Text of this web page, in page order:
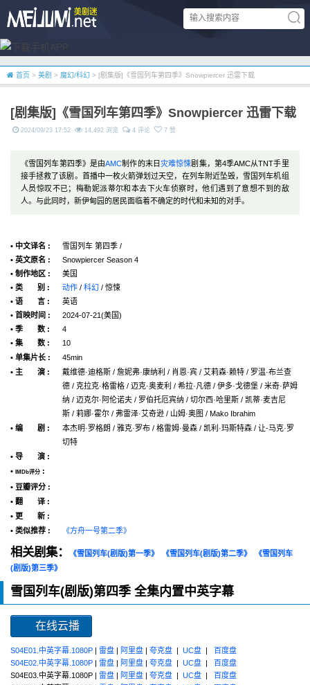
首页 > 美剧 > 魔幻/科幻 > [剧集版]《雪国列车第四季》Snowpiercer 迅雷下载
[剧集版]《雪国列车第四季》Snowpiercer 迅雷下载
2024/09/23 17:52 14,492 浏览 4 评论 7 赞
《雪国列车第四季》是由AMC制作的末日灾难惊悚剧集，第4季AMC从TNT手里
接手拯救了该剧。首播中一枚火箭弹划过天空，在列车附近坠毁，雪国列车机组
人员惊叹不已；梅勒妮派蒂尔和本去下火车侦察时，他们遇到了意想不到的敌
人。与此同时，新伊甸园的居民面临着不确定的时代和未知的对手。
• 中文译名 :
雪国列车 第四季 /
• 英文原名 :
Snowpiercer Season 4
• 制作地区 :
美国
• 类 别 :
动作 / 科幻 / 惊悚
• 语 言 :
英语
• 首映时间 :
2024-07-21(美国)
• 季 数 :
4
• 集 数 :
10
• 单集片长 :
45min
• 主 演 :
戴维德·迪格斯 / 詹妮弗·康纳利 / 肖恩·宾 / 艾莉森·赖特 / 罗温·布兰查
德 / 克拉克·格雷格 / 迈克·奥麦利 / 希拉·凡德 / 伊多·戈德堡 / 米奇·萨姆
纳 / 迈克尔·阿伦诺夫 / 罗伯托厄宾纳 / 切尔西·哈里斯 / 凯蒂·麦吉尼
斯 / 莉娜·霍尔 / 弗雷泽·艾奇逊 / 山姆·奥图 / Mako Ibrahim
• 编 剧 :
本杰明·罗格朗 / 雅克·罗布 / 格雷姆·曼森 / 凯利·玛斯特森 / 让-马克·罗
切特
• 导 演 :
•
IMDb评分 :
• 豆瓣评分 :
• 翻 译 :
• 更 新 :
• 类似推荐 :
《方舟一号第二季》
相关剧集： 《雪国列车(剧版)第一季》 《雪国列车(剧版)第二季》
《雪国列车
(剧版)第三季》
雪国列车(剧版)第四季 全集内置中英字幕
在线云播
S04E01.中英字幕.1080P | 雷盘 | 阿里盘 | 夸克盘 | UC盘 | 百度盘
S04E02.中英字幕.1080P | 雷盘 | 阿里盘 | 夸克盘 | UC盘 | 百度盘
S04E03.中英字幕.1080P | 雷盘 | 阿里盘 | 夸克盘 | UC盘 | 百度盘